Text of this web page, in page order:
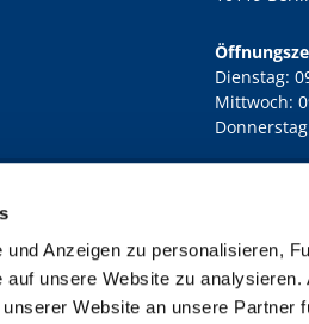
Anzeigen zu personalisieren,
unsere Website zu analysieren.
Website an unsere Partner
Dienstag:
Mittwoch:
Berlin-Mitte · Yorckstr. 88C, 10965
Kontaktinformationen